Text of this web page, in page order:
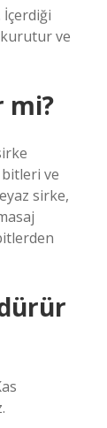
ve
mi?
ve
sirke,